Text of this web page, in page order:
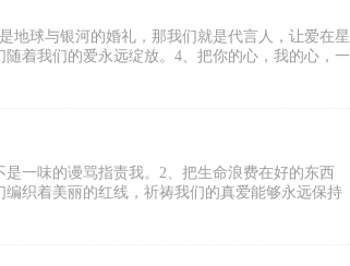
地球与银河的婚礼，那我们就是代言人，让爱在星
着我们的爱永远绽放。4、把你的心，我的心，一
一味的谩骂指责我。2、把生命浪费在好的东西
织着美丽的红线，祈祷我们的真爱能够永远保持